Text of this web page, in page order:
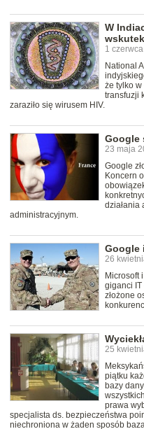
W
1
National
że tylko
transfuzji
zaraziło się wirusem HIV.
Google
23 maja
Google
Koncern
działania
administracyjnym.
Google
26
Microsoft
giganci
złożone
25
piątku
bazy
prawa
specjalista ds. bezpieczeństwa
niechroniona w żaden sposób